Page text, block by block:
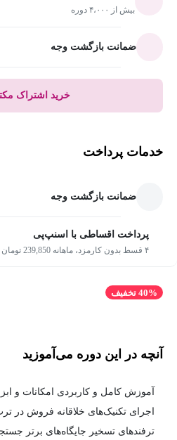
بیش از ۴،۰۰۰ دوره
ضمانت بازگشت وجه
خرید اشتراک
خدمات پرداخت
ضمانت بازگشت وجه
پرداخت اقساطی با اسنپ‌پی
۴ قسط بدون کارمزد، ماهانه 239,850 تومان
40% تخفیف
آنچه در این دوره می‌آموزید
آموزش کامل و کاربردی امکانات و
اجرای تکنیک‌های خلاقانه فروش در
ترفندهای تسخیر جایگاه‌های برتر